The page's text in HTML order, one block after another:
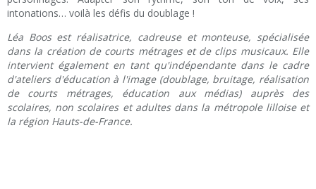
intonations… voilà les défis du doublage !
Léa Boos est réalisatrice, cadreuse et monteuse, spécialisée
dans la création de courts métrages et de clips musicaux. Elle
intervient également en tant qu'indépendante dans le cadre
d'ateliers d'éducation à l'image (doublage, bruitage, réalisation
de courts métrages, éducation aux médias) auprès des
scolaires, non scolaires et adultes dans la métropole lilloise et
la région Hauts-de-France.